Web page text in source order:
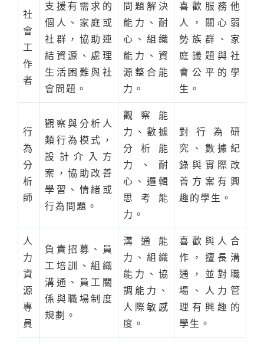
社
會
工
作
者
支援有需求的
個人、家庭或
社群，協助連
結資源、處理
生活困難與社
會問題。
問題解決
能力、耐
心、組織
能力、資
源整合能
力。
喜歡服務他
人，關心弱
勢族群、家
庭議題與社
會公平的學
生。
行
為
分
析
師
觀察與分析人
類行為模式，
設計介入方
案，協助改善
學習、情緒或
行為問題。
觀察能
力、數據
分析能
力、耐
心、邏輯
思考能
力。
對行為研
究、數據紀
錄與實際改
善方案有興
趣的學生。
人
力
資
源
專
員
負責招募、員
工培訓、組織
溝通、員工關
係與職場制度
規劃。
溝通能
力、組織
能力、協
調能力、
人際敏感
度。
喜歡與人合
作，擅長溝
通，並對職
場、人力管
理有興趣的
學生。